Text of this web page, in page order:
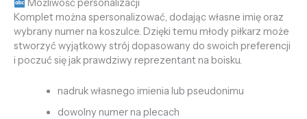
Możliwość personalizacji
Komplet można spersonalizować, dodając własne imię oraz
wybrany numer na koszulce. Dzięki temu młody piłkarz może
stworzyć wyjątkowy strój dopasowany do swoich preferencji
i poczuć się jak prawdziwy reprezentant na boisku.
nadruk własnego imienia lub pseudonimu
dowolny numer na plecach